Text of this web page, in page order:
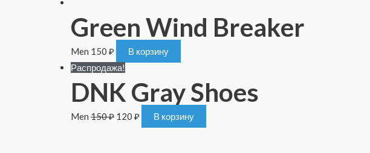
Green Wind Breaker
Men 150 ₽
В корзину
Распродажа!
DNK Gray Shoes
Men 150₽ 120 ₽ В корзину